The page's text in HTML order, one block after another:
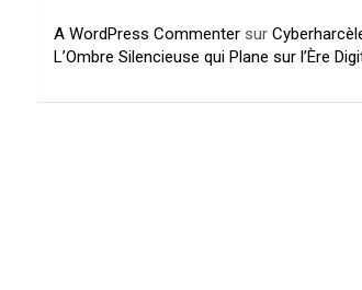
A WordPress Commenter sur
L’Ombre Silencieuse qui Plane sur l’Ère